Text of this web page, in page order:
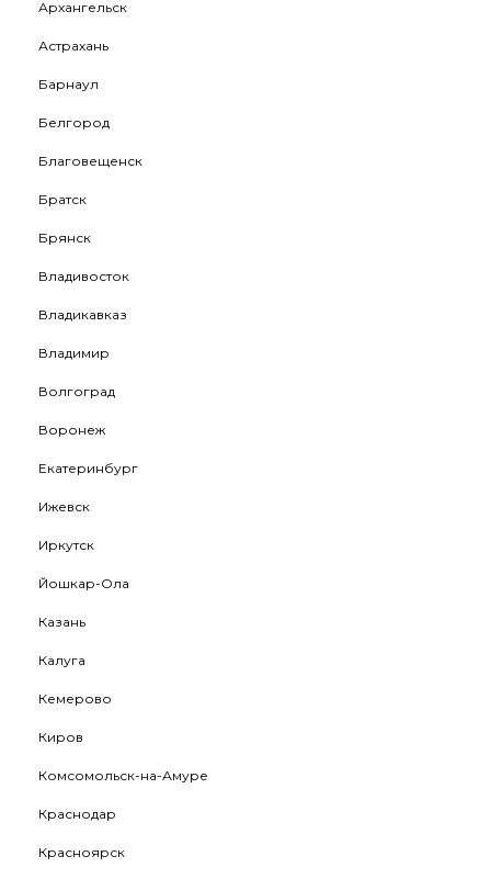
Архангельск
Астрахань
Барнаул
Белгород
Благовещенск
Братск
Брянск
Владивосток
Владикавказ
Владимир
Волгоград
Воронеж
Екатеринбург
Ижевск
Иркутск
Йошкар-Ола
Казань
Калуга
Кемерово
Киров
Комсомольск-на-Амуре
Краснодар
Красноярск